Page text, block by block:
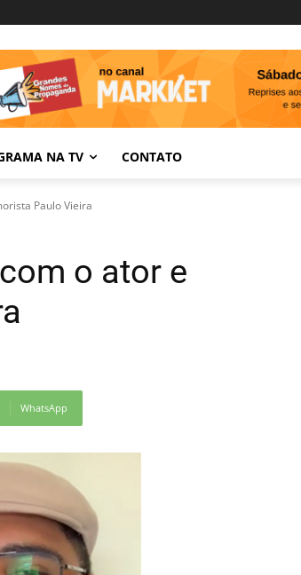
NA TV CONTATO
Paulo Vieira
o ator e
WhatsApp